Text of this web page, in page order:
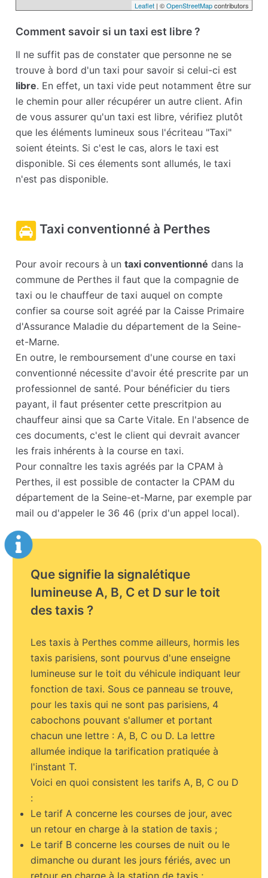
Leaflet| ©OpenStreetMapcontributors
Comment savoir si un taxi est libre ?
Il ne suffit pas de constater que personne ne se
trouve à bord d'un taxi pour savoir si celui-ci est
libre. En effet, un taxi vide peut notamment être sur
le chemin pour aller récupérer un autre client. Afin
de vous assurer qu'un taxi est libre, vérifiez plutôt
que les éléments lumineux sous l'écriteau "Taxi"
soient éteints. Si c'est le cas, alors le taxi est
disponible. Si ces élements sont allumés, le taxi
n'est pas disponible.
Taxi conventionné à Perthes
Pour avoir recours à untaxi conventionné dans la
commune de Perthes il faut que la compagnie de
taxi ou le chauffeur de taxi auquel on compte
confier sa course soit agréé par la Caisse Primaire
d'Assurance Maladie du département de la Seine-
et-Marne.
En outre, le remboursement d'une course en taxi
conventionné nécessite d'avoir été prescrite par un
professionnel de santé. Pour bénéficier du tiers
payant, il faut présenter cette prescritpion au
chauffeur ainsi que sa Carte Vitale. En l'absence de
ces documents, c'est le client qui devrait avancer
les frais inhérents à la course en taxi.
Pour connaître les taxis agréés par la CPAM à
Perthes, il est possible de contacter la CPAM du
département de la Seine-et-Marne, par exemple par
mail ou d'appeler le 36 46 (prix d'un appel local).
Que signifie la signalétique
lumineuse A, B, C et D sur le toit
des taxis ?
Les taxis à Perthes comme ailleurs, hormis les
taxis parisiens, sont pourvus d'une enseigne
lumineuse sur le toit du véhicule indiquant leur
fonction de taxi. Sous ce panneau se trouve,
pour les taxis qui ne sont pas parisiens, 4
cabochons pouvant s'allumer et portant
chacun une lettre : A, B, C ou D. La lettre
allumée indique la tarification pratiquée à
l'instant T.
Voici en quoi consistent les tarifs A, B, C ou D
:
Le tarif A concerne les courses de jour, avec
un retour en charge à la station de taxis ;
Le tarif B concerne les courses de nuit ou le
dimanche ou durant les jours fériés, avec un